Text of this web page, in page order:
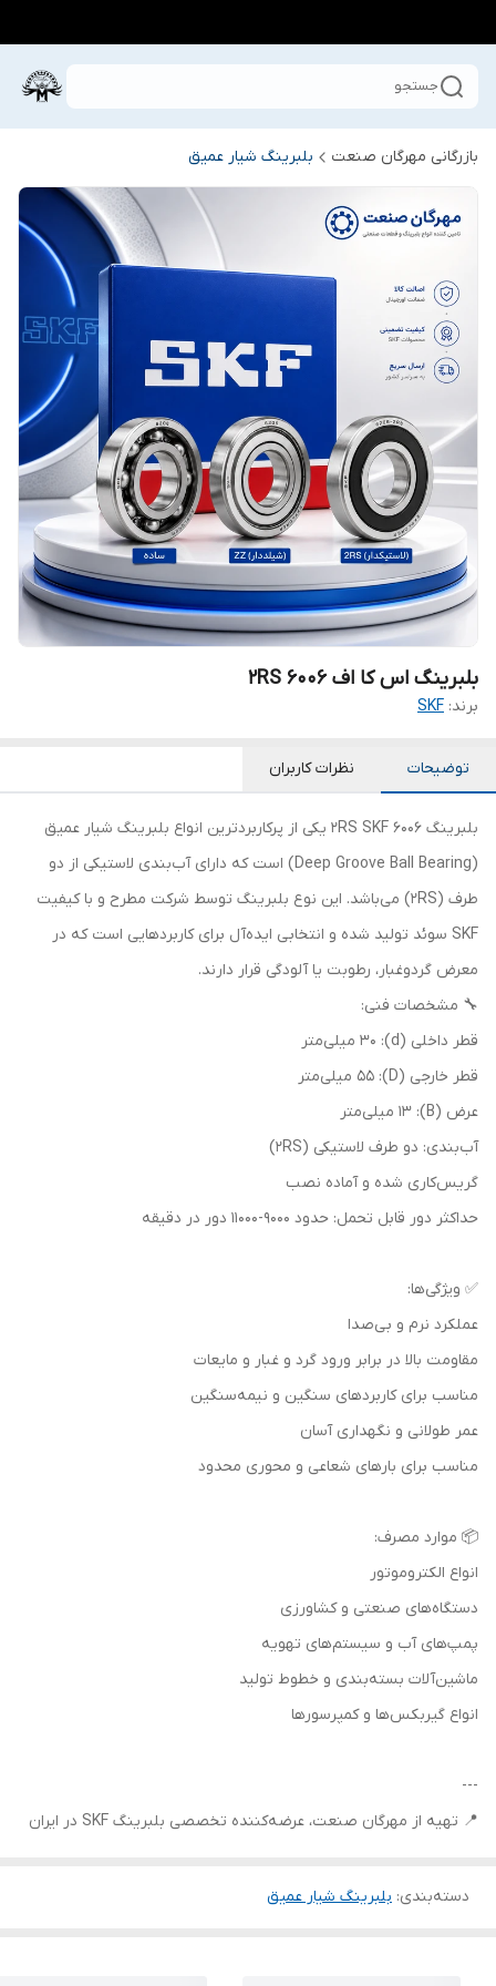
جستجو
بازرگانی مهرگان صنعت بلبرینگ شیار عمیق
بلبرینگ اس کا اف 6006 2RS
برند: SKF
توضیحات نظرات کاربران
بلبرینگ 6006 2RS SKF یکی از پرکاربردترین انواع بلبرینگ شیار عمیق
(Deep Groove Ball Bearing) است که دارای آب‌بندی لاستیکی از دو
طرف (2RS) می‌باشد. این نوع بلبرینگ توسط شرکت مطرح و با کیفیت
SKF سوئد تولید شده و انتخابی ایده‌آل برای کاربردهایی است که در
معرض گردوغبار، رطوبت یا آلودگی قرار دارند.
🔧 مشخصات فنی:
قطر داخلی (d): 30 میلی‌متر
قطر خارجی (D): 55 میلی‌متر
عرض (B): 13 میلی‌متر
آب‌بندی: دو طرف لاستیکی (2RS)
گریس‌کاری شده و آماده نصب
حداکثر دور قابل تحمل: حدود 9000-11000 دور در دقیقه
✅ ویژگی‌ها:
عملکرد نرم و بی‌صدا
مقاومت بالا در برابر ورود گرد و غبار و مایعات
مناسب برای کاربردهای سنگین و نیمه‌سنگین
عمر طولانی و نگهداری آسان
مناسب برای بارهای شعاعی و محوری محدود
📦 موارد مصرف:
انواع الکتروموتور
دستگاه‌های صنعتی و کشاورزی
پمپ‌های آب و سیستم‌های تهویه
ماشین‌آلات بسته‌بندی و خطوط تولید
انواع گیربکس‌ها و کمپرسورها
---
📍 تهیه از مهرگان صنعت، عرضه‌کننده تخصصی بلبرینگ SKF در ایران
دسته‌بندی: بلبرینگ شیار عمیق